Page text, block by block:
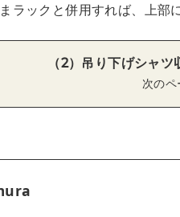
ラックと併用すれば、上部
（2）吊り下げシャ
次のペ